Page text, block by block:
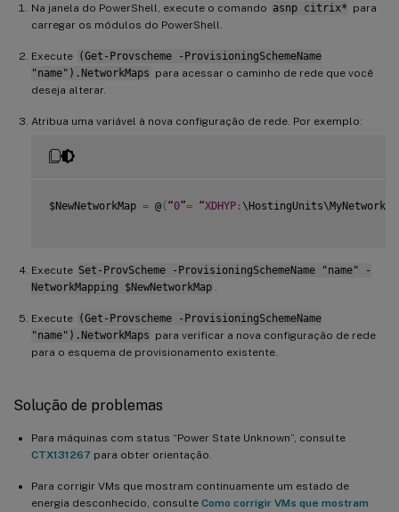
Na janela do PowerShell, execute o comando asnp citrix* para
carregar os módulos do PowerShell.
Execute (Get-Provscheme -ProvisioningSchemeName
"name").NetworkMaps para acessar o caminho de rede que você
deseja alterar.
Atribua uma variável à nova configuração de rede. Por exemplo:
$NewNetworkMap = @{“0”= “XDHYP :
Execute Set-ProvScheme -ProvisioningSchemeName "name" -
NetworkMapping $NewNetworkMap
Execute (Get-Provscheme -ProvisioningSchemeName
"name").NetworkMaps para verificar a nova configuração de rede
para o esquema de provisionamento existente.
Solução de problemas
Para máquinas com status “Power State Unknown”, consulte
CTX131267 para obter orientação.
Para corrigir VMs que mostram continuamente um estado de
energia desconhecido, consulte Como corrigir VMs que mostram